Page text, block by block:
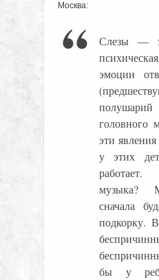
Москва:
Слезы —
эмоции
головного
эти
у этих
музыка?
сначала
подкорку.
бы у